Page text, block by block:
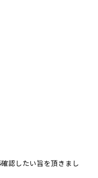
認したい旨を頂きまし